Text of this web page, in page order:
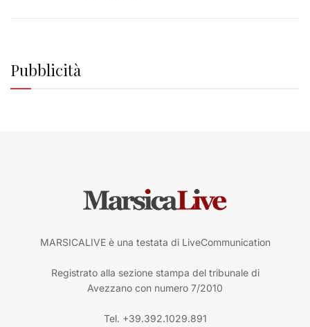
Pubblicità
MARSICALIVE è una testata di LiveCommunication
Registrato alla sezione stampa del tribunale di
Avezzano con numero 7/2010
Tel. +39.392.1029.891